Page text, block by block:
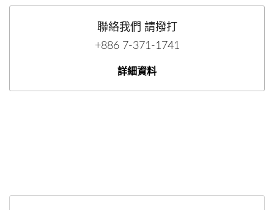
聯絡我們 請撥打
+886 7-371-1741
詳細資料